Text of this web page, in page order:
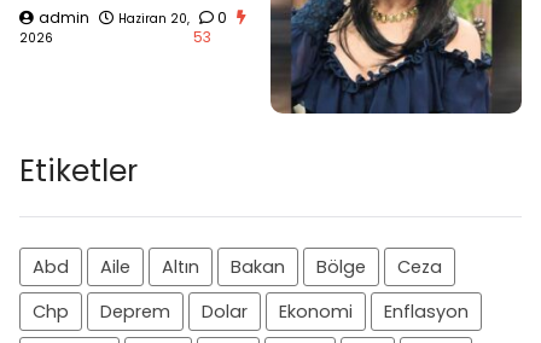
admin
Haziran 20,
2026
0
53
Etiketler
Abd Aile Altın Bakan Bölge
Ceza
Chp
Deprem Dolar Ekonomi
Enflasyon